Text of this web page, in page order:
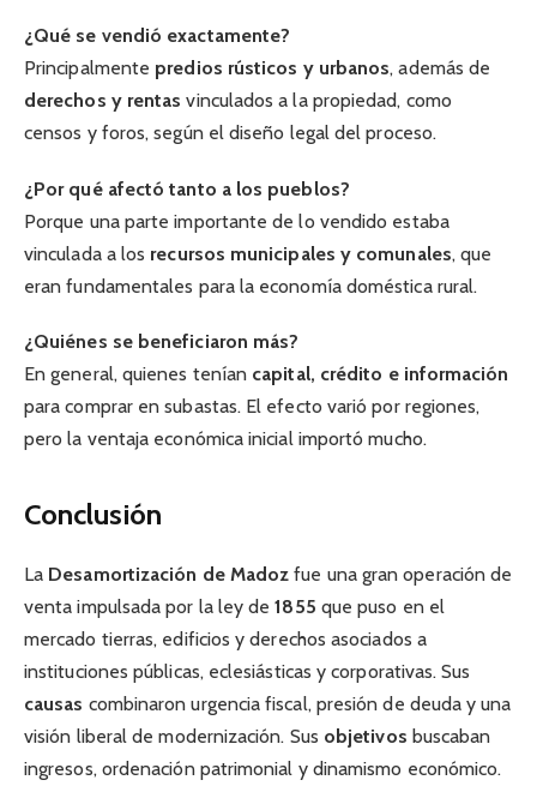
¿Qué se vendió exactamente?
Principalmente predios rústicos y urbanos, además de
derechos y rentas vinculados a la propiedad, como
censos y foros, según el diseño legal del proceso.
¿Por qué afectó tanto a los pueblos?
Porque una parte importante de lo vendido estaba
vinculada a los recursos municipales y comunales, que
eran fundamentales para la economía doméstica rural.
¿Quiénes se beneficiaron más?
En general, quienes tenían capital, crédito e información
para comprar en subastas. El efecto varió por regiones,
pero la ventaja económica inicial importó mucho.
Conclusión
La Desamortización de Madoz fue una gran operación de
venta impulsada por la ley de1855 que puso en el
mercado tierras, edificios y derechos asociados a
instituciones públicas, eclesiásticas y corporativas. Sus
causas combinaron urgencia fiscal, presión de deuda y una
visión liberal de modernización. Sus objetivos buscaban
ingresos, ordenación patrimonial y dinamismo económico.